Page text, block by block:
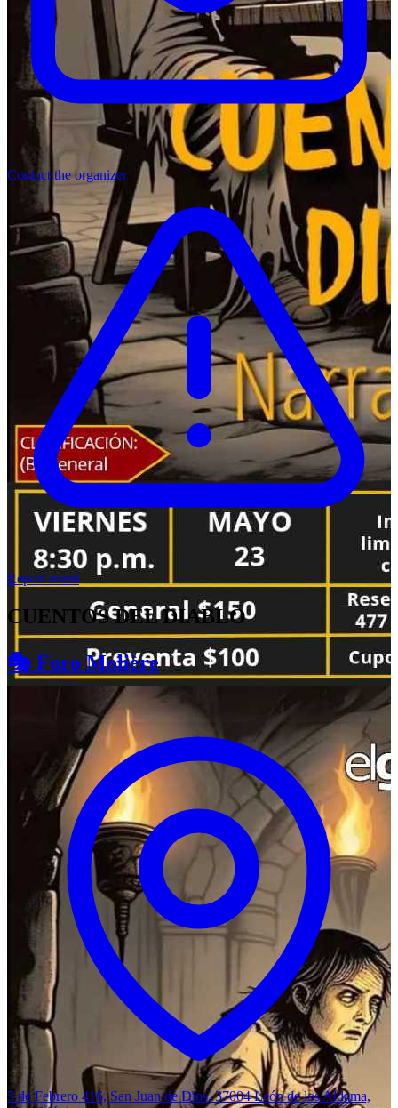
Contact the organizer
Report event
CUENTOS DEL DIABLO
🎭 Foro Molière
5 de Febrero 416, San Juan de Dios, 37004 León de los Aldama,